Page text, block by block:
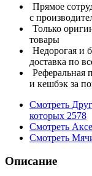
Прямое
с
Только
товары
Недорогая и
доставка по
Реферальная
и кешбэк за
Смотреть
которых 2578
Смотреть
Смотреть
Описание